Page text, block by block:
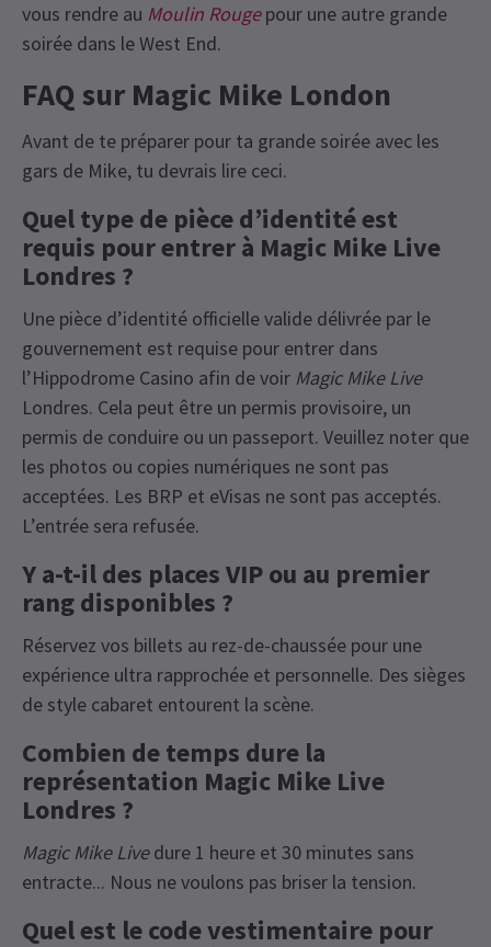
vous rendre au Moulin Rougepour une autre grande
soirée dans le West End.
FAQ sur Magic Mike London
Avant de te préparer pour ta grande soirée avec les
gars de Mike, tu devrais lire ceci.
Quel type de pièce d’identité est
requis pour entrer à Magic Mike Live
Londres ?
Une pièce d’identité officielle valide délivrée par le
gouvernement est requise pour entrer dans
l’Hippodrome Casino afin de voir Magic Mike Live
Londres. Cela peut être un permis provisoire, un
permis de conduire ou un passeport. Veuillez noter que
les photos ou copies numériques ne sont pas
acceptées. Les BRP et eVisas ne sont pas acceptés.
L’entrée sera refusée.
Y a-t-il des places VIP ou au premier
rang disponibles ?
Réservez vos billets au rez-de-chaussée pour une
expérience ultra rapprochée et personnelle. Des sièges
de style cabaret entourent la scène.
Combien de temps dure la
représentation Magic Mike Live
Londres ?
Magic Mike Livedure 1 heure et 30 minutes sans
entracte... Nous ne voulons pas briser la tension.
Quel est le code vestimentaire pour